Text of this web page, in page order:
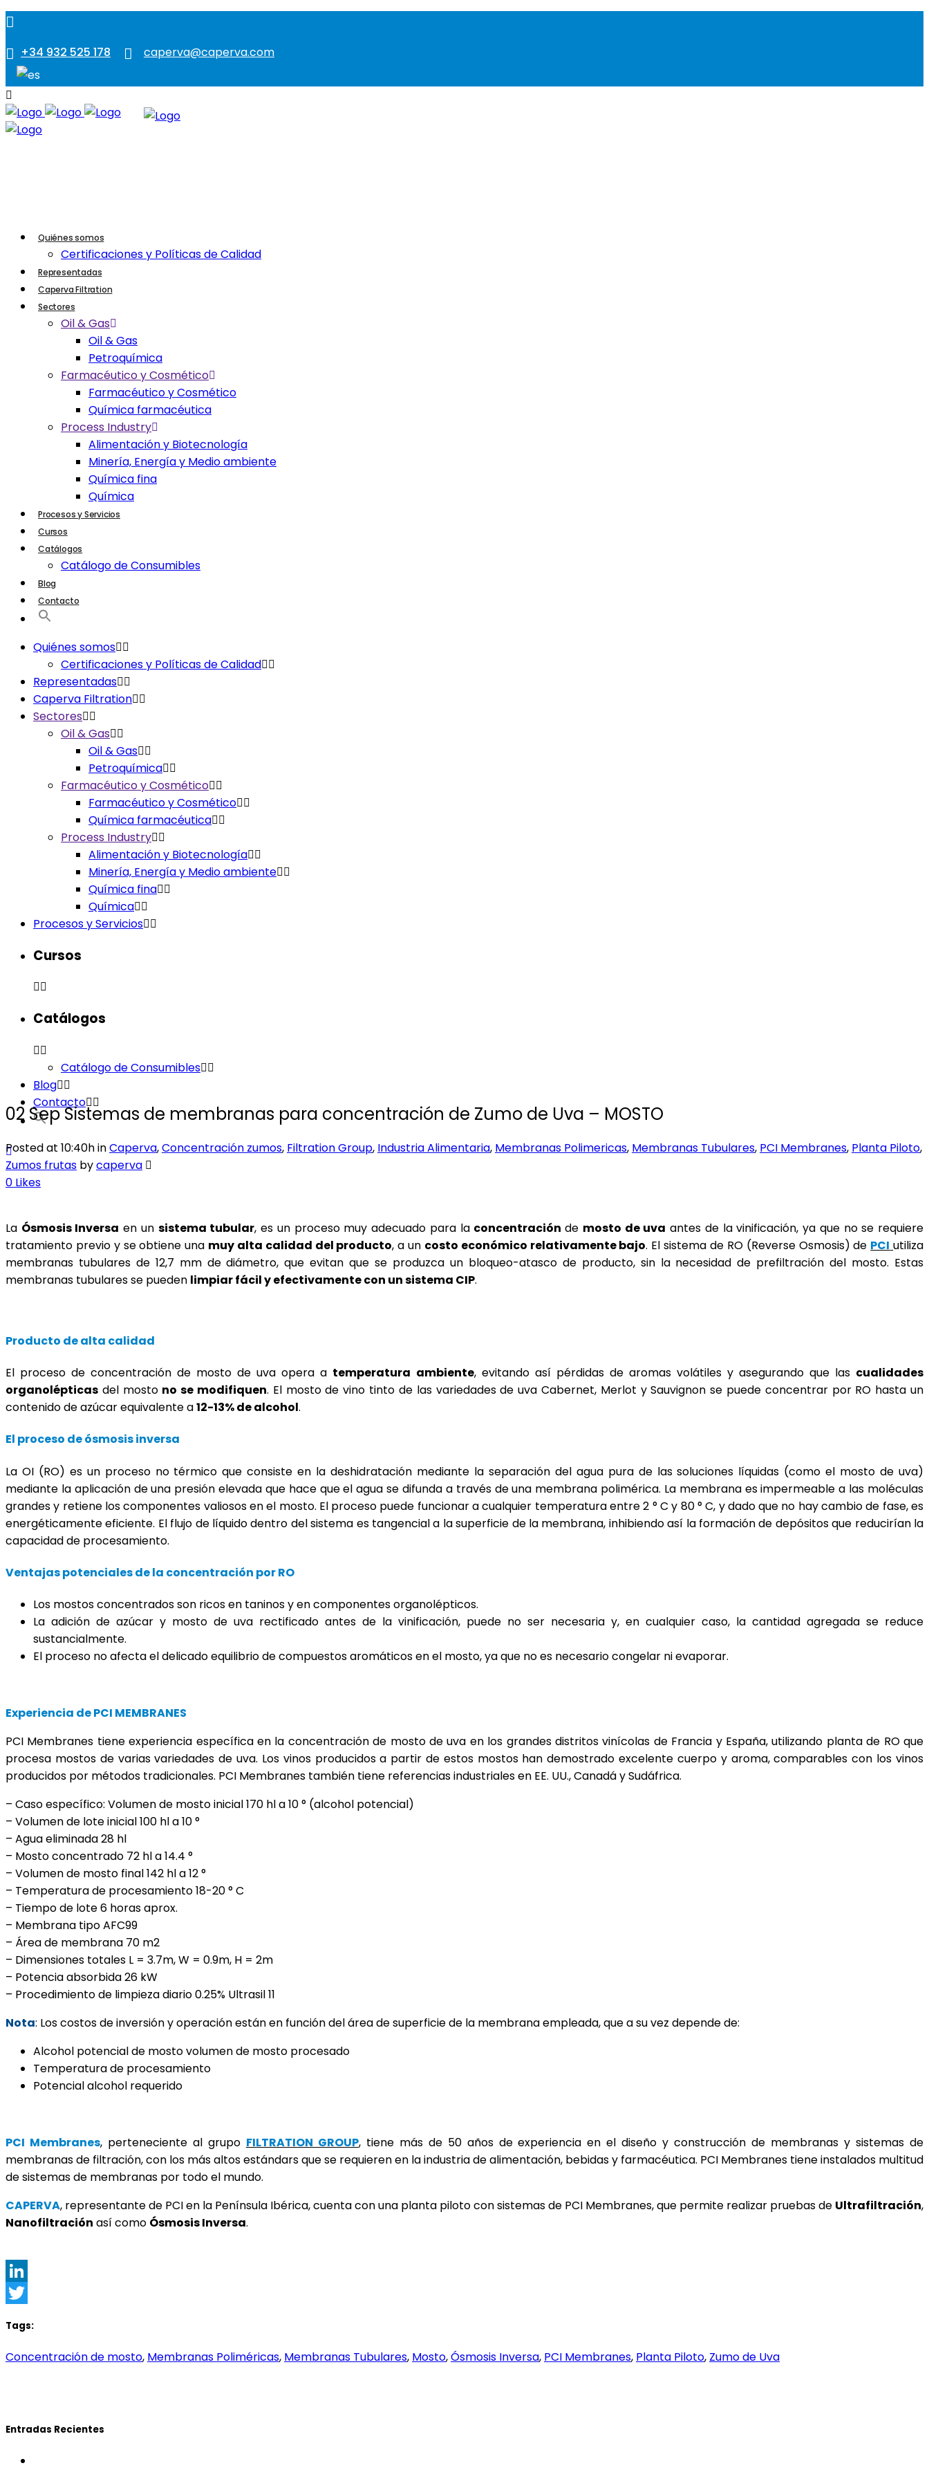
+34 932 525 178 caperva@caperva.com
Quiénes somos
Certificaciones y Políticas de Calidad
Representadas
Caperva Filtration
Sectores
Oil & Gas
Oil & Gas
Petroquímica
Farmacéutico y Cosmético
Farmacéutico y Cosmético
Química farmacéutica
Process Industry
Alimentación y Biotecnología
Minería, Energía y Medio ambiente
Química fina
Química
Procesos y Servicios
Cursos
Catálogos
Catálogo de Consumibles
Blog
Contacto
Quiénes somos
Certificaciones y Políticas de Calidad
Representadas
Caperva Filtration
Sectores
Oil & Gas
Oil & Gas
Petroquímica
Farmacéutico y Cosmético
Farmacéutico y Cosmético
Química farmacéutica
Process Industry
Alimentación y Biotecnología
Minería, Energía y Medio ambiente
Química fina
Química
Procesos y Servicios
Cursos
Catálogos
Catálogo de Consumibles
Blog
Contacto
02 SepSistemas de membranas para concentración de Zumo de Uva – MOSTO
Posted at 10:40hinCaperva,Concentración zumos, Filtration Group, Industria Alimentaria, Membranas Polimericas, Membranas Tubulares, PCI Membranes, Planta Piloto,
Zumos frutas bycaperva
0 Likes
La Ósmosis Inversa en un sistema tubular, es un proceso muy adecuado para la concentraciónde mosto de uva antes de la vinificación, ya que no se requiere
tratamiento previo y se obtiene una muy alta calidad del producto, a un costo económico relativamente bajo. El sistema de RO (Reverse Osmosis) de PCI utiliza
membranas tubulares de 12,7 mm de diámetro, que evitan que se produzca un bloqueo-atasco de producto, sin la necesidad de prefiltración del mosto. Estas
membranas tubulares se pueden limpiar fácil y efectivamente con un sistema CIP.
Producto de alta calidad
El proceso de concentración de mosto de uva opera a temperatura ambiente, evitando así pérdidas de aromas volátiles y asegurando que las cualidades
organolépticas del mosto no se modifiquen. El mosto de vino tinto de las variedades de uva Cabernet, Merlot y Sauvignon se puede concentrar por RO hasta un
contenido de azúcar equivalente a12-13% de alcohol.
El proceso de ósmosis inversa
La OI (RO) es un proceso no térmico que consiste en la deshidratación mediante la separación del agua pura de las soluciones líquidas (como el mosto de uva)
mediante la aplicación de una presión elevada que hace que el agua se difunda a través de una membrana polimérica. La membrana es impermeable a las moléculas
grandes y retiene los componentes valiosos en el mosto. El proceso puede funcionar a cualquier temperatura entre 2 ° C y 80 ° C, y dado que no hay cambio de fase, es
energéticamente eficiente. El flujo de líquido dentro del sistema es tangencial a la superficie de la membrana, inhibiendo así la formación de depósitos que reducirían la
capacidad de procesamiento.
Ventajas potenciales de la concentración por RO
Los mostos concentrados son ricos en taninos y en componentes organolépticos.
La adición de azúcar y mosto de uva rectificado antes de la vinificación, puede no ser necesaria y, en cualquier caso, la cantidad agregada se reduce
sustancialmente.
El proceso no afecta el delicado equilibrio de compuestos aromáticos en el mosto, ya que no es necesario congelar ni evaporar.
Experiencia de PCI MEMBRANES
PCI Membranes tiene experiencia específica en la concentración de mosto de uva en los grandes distritos vinícolas de Francia y España, utilizando planta de RO que
procesa mostos de varias variedades de uva. Los vinos producidos a partir de estos mostos han demostrado excelente cuerpo y aroma, comparables con los vinos
producidos por métodos tradicionales. PCI Membranes también tiene referencias industriales en EE. UU., Canadá y Sudáfrica.
– Caso específico: Volumen de mosto inicial 170 hl a 10 ° (alcohol potencial)
– Volumen de lote inicial 100 hl a 10 °
– Agua eliminada 28 hl
– Mosto concentrado 72 hl a 14.4 °
– Volumen de mosto final 142 hl a 12 °
– Temperatura de procesamiento 18-20 ° C
– Tiempo de lote 6 horas aprox.
– Membrana tipo AFC99
– Área de membrana 70 m2
– Dimensiones totales L = 3.7m, W = 0.9m, H = 2m
– Potencia absorbida 26 kW
– Procedimiento de limpieza diario 0.25% Ultrasil 11
Nota: Los costos de inversión y operación están en función del área de superficie de la membrana empleada, que a su vez depende de:
Alcohol potencial de mosto volumen de mosto procesado
Temperatura de procesamiento
Potencial alcohol requerido
PCI Membranes, perteneciente al grupo FILTRATION GROUP, tiene más de 50 años de experiencia en el diseño y construcción de membranas y sistemas de
membranas de filtración, con los más altos estándars que se requieren en la industria de alimentación, bebidas y farmacéutica. PCI Membranes tiene instalados multitud
de sistemas de membranas por todo el mundo.
CAPERVA, representante de PCI en la Península Ibérica, cuenta con una planta piloto con sistemas de PCI Membranes, que permite realizar pruebas de Ultrafiltración,
Nanofiltración así como Ósmosis Inversa.
LinkedIn
Tags:
Concentración de mosto, Membranas Poliméricas, Membranas Tubulares, Mosto,Ósmosis Inversa, PCI Membranes, Planta Piloto, Zumo de Uva
Entradas Recientes